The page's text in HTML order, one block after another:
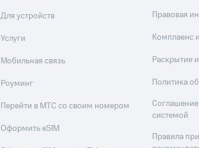
Для устройств
Услуги
Мобильная связь
Роуминг
Перейти в МТС со своим номером
Оформить eSIM
Правовая
Комплаенс
Раскрытие
Политика
системой
Правила